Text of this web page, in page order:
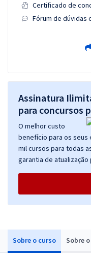
Sobre o curso Sobre
Certificado de
Fórum de dúvidas
Assinatura
para concursos
O melhor custo
benefício para os seus
mil cursos para todas
garantia de atualização